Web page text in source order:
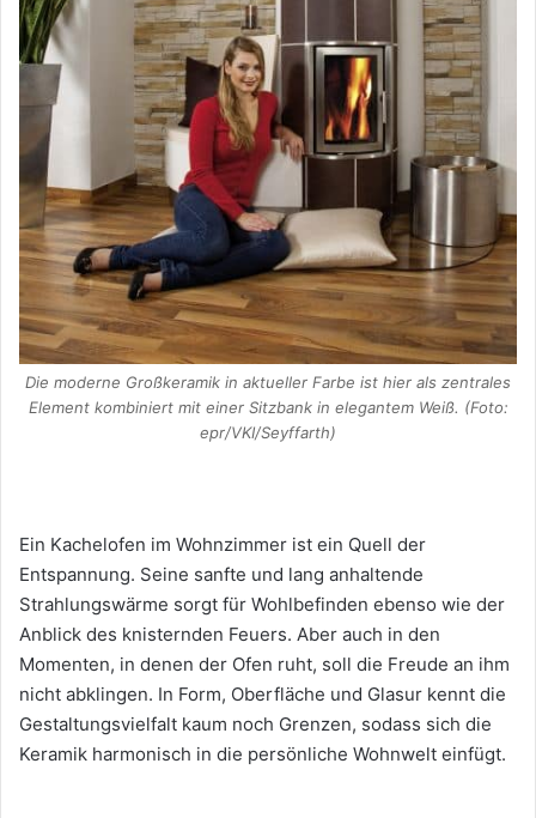
Die moderne Großkeramik in aktueller Farbe ist hier als zentrales
Element kombiniert mit einer Sitzbank in elegantem Weiß. (Foto:
epr/VKI/Seyffarth)
Ein Kachelofen im Wohnzimmer ist ein Quell der
Entspannung. Seine sanfte und lang anhaltende
Strahlungswärme sorgt für Wohlbefinden ebenso wie der
Anblick des knisternden Feuers. Aber auch in den
Momenten, in denen der Ofen ruht, soll die Freude an ihm
nicht abklingen. In Form, Oberfläche und Glasur kennt die
Gestaltungsvielfalt kaum noch Grenzen, sodass sich die
Keramik harmonisch in die persönliche Wohnwelt einfügt.